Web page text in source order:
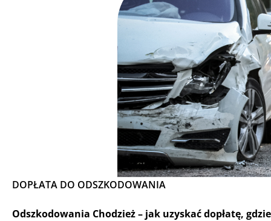
DOPŁATA DO ODSZKODOWANIA
Odszkodowania Chodzież – jak uzyskać dopłatę,